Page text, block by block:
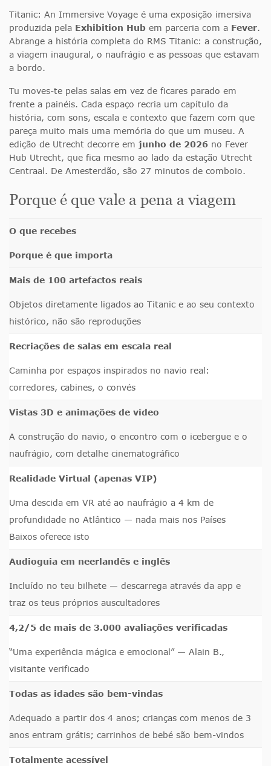
Titanic: An Immersive Voyage é uma exposição imersiva
produzida pela Exhibition Hub em parceria com a Fever.
Abrange a história completa do RMS Titanic: a construção,
a viagem inaugural, o naufrágio e as pessoas que estavam
a bordo.
Tu moves-te pelas salas em vez de ficares parado em
frente a painéis. Cada espaço recria um capítulo da
história, com sons, escala e contexto que fazem com que
pareça muito mais uma memória do que um museu. A
edição de Utrecht decorre em junho de 2026 no Fever
Hub Utrecht, que fica mesmo ao lado da estação Utrecht
Centraal. De Amesterdão, são 27 minutos de comboio.
Porque é que vale a pena a viagem
O que recebes
Porque é que importa
Mais de 100 artefactos reais
Objetos diretamente ligados ao Titanic e ao seu contexto
histórico, não são reproduções
Recriações de salas em escala real
Caminha por espaços inspirados no navio real:
corredores, cabines, o convés
Vistas 3D e animações de vídeo
A construção do navio, o encontro com o icebergue e o
naufrágio, com detalhe cinematográfico
Realidade Virtual (apenas VIP)
Uma descida em VR até ao naufrágio a 4 km de
profundidade no Atlântico — nada mais nos Países
Baixos oferece isto
Audioguia em neerlandês e inglês
Incluído no teu bilhete — descarrega através da app e
traz os teus próprios auscultadores
4,2/5 de mais de 3.000 avaliações verificadas
“Uma experiência mágica e emocional” — Alain B.,
visitante verificado
Todas as idades são bem-vindas
Adequado a partir dos 4 anos; crianças com menos de 3
anos entram grátis; carrinhos de bebé são bem-vindos
Totalmente acessível